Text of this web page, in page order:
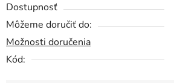
Dostupnosť
Môžeme doručiť do:
Možnosti doručenia
Kód: